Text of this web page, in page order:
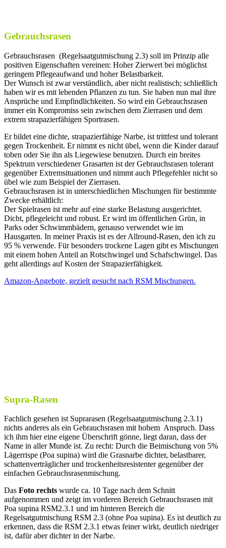
Gebrauchsrasen
Gebrauchsrasen (Regelsaatgutmischung 2.3) soll im Prinzip alle
positiven Eigenschaften vereinen: Hoher Zierwert bei möglichst
geringem Pflegeaufwand und hoher Belastbarkeit.
Der Wunsch ist zwar verständlich, aber nicht realistisch; schließlich
haben wir es mit lebenden Pflanzen zu tun. Sie haben nun mal ihre
Ansprüche und Empfindlichkeiten. So wird ein Gebrauchsrasen
immer ein Kompromiss sein zwischen dem Zierrasen und dem
extrem strapazierfähigen Sportrasen.
Er bildet eine dichte, strapazierfähige Narbe, ist trittfest und tolerant
gegen Trockenheit. Er nimmt es nicht übel, wenn die Kinder darauf
toben oder Sie ihn als Liegewiese benutzen. Durch ein breites
Spektrum verschiedener Grasarten ist der Gebrauchsrasen tolerant
gegenüber Extremsituationen und nimmt auch Pflegefehler nicht so
übel wie zum Beispiel der Zierrasen.
Gebrauchsrasen ist in unterschiedlichen Mischungen für bestimmte
Zwecke erhältlich:
Der Spielrasen ist mehr auf eine starke Belastung ausgerichtet.
Dicht, pflegeleicht und robust. Er wird im öffentlichen Grün, in
Parks oder Schwimmbädern, genauso verwendet wie im
Hausgarten. In meiner Praxis ist es der Allround-Rasen, den ich zu
95 % verwende. Für besonders trockene Lagen gibt es Mischungen
mit einem hohen Anteil an Rotschwingel und Schafschwingel. Das
geht allerdings auf Kosten der Strapazierfähigkeit.
Amazon-Angebote, gezielt gesucht nach RSM Mischungen.
Supra-Rasen
Fachlich gesehen ist Suprarasen (Regelsaatgutmischung 2.3.1)
nichts anderes als ein Gebrauchsrasen mit hohem Anspruch. Dass
ich ihm hier eine eigene Überschrift gönne, liegt daran, dass der
Name in aller Munde ist. Zu recht: Durch die Beimischung von 5%
Lägerrispe (Poa supina) wird die Grasnarbe dichter, belastbarer,
schattenverträglicher und trockenheitsresistenter gegenüber der
einfachen Gebrauchsrasenmischung.
Das Foto rechts wurde ca. 10 Tage nach dem Schnitt
aufgenommen und zeigt im vorderen Bereich Gebrauchsrasen mit
Poa supina RSM2.3.1 und im hinteren Bereich die
Regelsatgutmischung RSM 2.3 (ohne Poa supina). Es ist deutlich zu
erkennen, dass die RSM 2.3.1 etwas feiner wirkt, deutlich niedriger
ist, dafür aber dichter in der Narbe.